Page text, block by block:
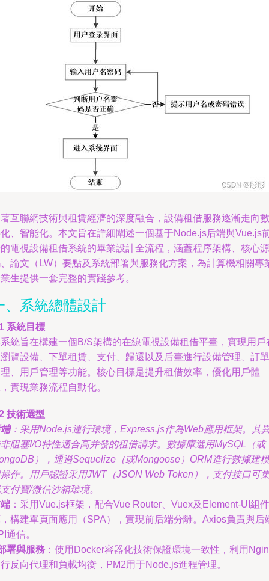
互聯網技術與租賃經濟的深度融合，設備租借服務逐漸走向數
、智能化。本文旨在詳細闡述一個基于Node.js后端與Vue.js
電視設備租借系統的畢業設計全流程，涵蓋程序架構、核心源
論文（LW）要點及系統部署與服務化方案，為計算機相關專
生提供一套完整的實踐參考。
、系統總體設計
系統目標
統旨在構建一個B/S架構的在線電視設備租借平臺，實現用戶
覽設備、下單租賃、支付、歸還以及后臺進行設備管理、訂單
、用戶管理等功能。核心目標是提升租借效率，優化用戶體
實現業務流程自動化。
技術選型
：采用Node.js運行環境，Express.js作為Web應用框架。其
阻塞I/O特性適合高并發的租借請求。數據庫選用MySQL（或
），通過Sequelize（或Mongoose）ORM進行數據建模
作。用戶認證采用JWT（JSON Web Token），支付接口可
付寶/微信沙箱環境。
：采用Vue.js框架，配合Vue Router、Vuex及Element-UI組件
構建單頁面應用（SPA），實現前后端分離。Axios負責與后
通信。
署與服務 ：使用Docker容器化技術保證環境一致性，利用
反向代理和負載均衡，PM2用于Node.js進程管理。